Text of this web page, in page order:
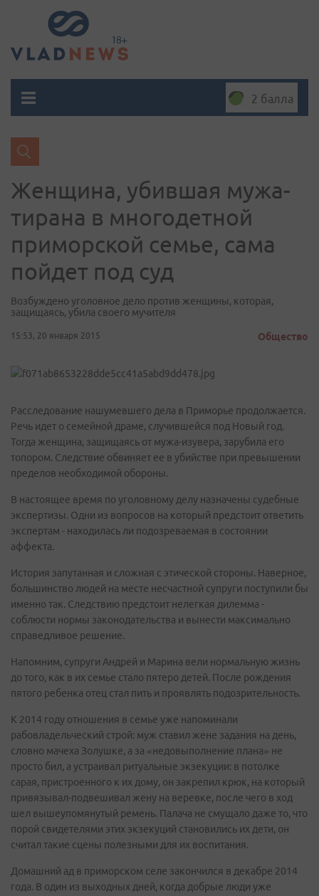
2 балла
Женщина, убившая мужа-
тирана в многодетной
приморской семье, сама
пойдет под суд
Возбуждено уголовное дело против женщины, которая,
защищаясь, убила своего мучителя
15:53, 20 января 2015 Общество
Расследование нашумевшего дела в Приморье продолжается.
Речь идет о семейной драме, случившейся под Новый год.
Тогда женщина, защищаясь от мужа-изувера, зарубила его
топором. Следствие обвиняет ее в убийстве при превышении
пределов необходимой обороны.
В настоящее время по уголовному делу назначены судебные
экспертизы. Одни из вопросов на который предстоит ответить
экспертам - находилась ли подозреваемая в состоянии
аффекта.
История запутанная и сложная с этической стороны. Наверное,
большинство людей на месте несчастной супруги поступили бы
именно так. Следствию предстоит нелегкая дилемма -
соблюсти нормы законодательства и вынести максимально
справедливое решение.
Напомним, супруги Андрей и Марина вели нормальную жизнь
до того, как в их семье стало пятеро детей. После рождения
пятого ребенка отец стал пить и проявлять подозрительность.
К 2014 году отношения в семье уже напоминали
рабовладельческий строй: муж ставил жене задания на день,
словно мачеха Золушке, а за «недовыполнение плана» не
просто бил, а устраивал ритуальные экзекуции: в потолке
сарая, пристроенного к их дому, он закрепил крюк, на который
привязывал-подвешивал жену на веревке, после чего в ход
шел вышеупомянутый ремень. Палача не смущало даже то, что
порой свидетелями этих экзекуций становились их дети, он
считал такие сцены полезными для их воспитания.
Домашний ад в приморском селе закончился в декабре 2014
года. В один из выходных дней, когда добрые люди уже